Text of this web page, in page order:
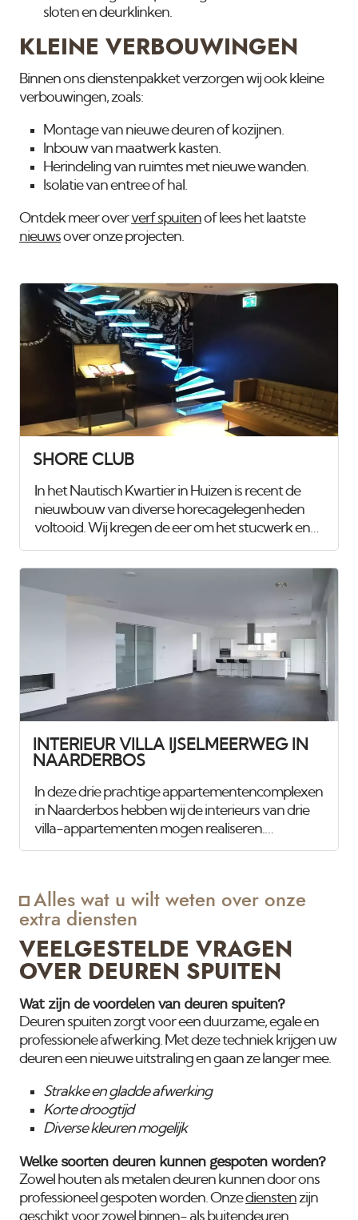
sloten en deurklinken.
KLEINE VERBOUWINGEN
Binnen ons dienstenpakket verzorgen wij ook kleine
verbouwingen, zoals:
Montage van nieuwe deuren of kozijnen.
Inbouw van maatwerk kasten.
Herindeling van ruimtes met nieuwe wanden.
Isolatie van entree of hal.
Ontdek meer oververf spuitenof lees het laatste
nieuwsover onze projecten.
SHORE CLUB
In het Nautisch Kwartier in Huizen is recent de
nieuwbouw van diverse horecagelegenheden
voltooid. Wij kregen de eer om het stucwerk en
spuitwerk van maar liefst 1.100 m², verdeeld over
drie etages, te verzorgen. Voor het
club/restaurant hebben we gebruik gemaakt van
het innovatieve Diamant pleister van Knauf, een
stucmortel die vele malen sterker is dan de
gangbare materialen. Dit zorgt voor extra
duurzaamheid en weerstand. Uiteraard hebben
we alles afgewerkt met een hoogwaardige, goed
reinigbare buitenkwaliteit muurverf, om de
ruimtes
INTERIEUR VILLA IJSELMEERWEG IN
NAARDERBOS
In deze drie prachtige appartementencomplexen
in Naarderbos hebben wij de interieurs van drie
villa-appartementen mogen realiseren.
Daarnaast verzorgen wij ook het onderhoud van
foto's tonen het interieur van een van de villa-
appartementen. Nadat de inbouwverlichting en
andere installaties waren geplaatst, hebben wij
alle wanden en plafonds gestukadoord en
gespoten in Jan des Bouvrie-wit, met een
buitenverfkwaliteit voor extra duurzaamheid.
Het houtwerk,
Alles wat u wilt weten over onze
extra diensten
VEELGESTELDE VRAGEN
OVER DEUREN SPUITEN
Wat zijn de voordelen van deuren spuiten?
Deuren spuiten zorgt voor een duurzame, egale en
professionele afwerking. Met deze techniek krijgen uw
deuren een nieuwe uitstraling en gaan ze langer mee.
Strakke en gladde afwerking
Korte droogtijd
Diverse kleuren mogelijk
Welke soorten deuren kunnen gespoten worden?
Zowel houten als metalen deuren kunnen door ons
professioneel gespoten worden. Onzedienstenzijn
geschikt voor zowel binnen- als buitendeuren.